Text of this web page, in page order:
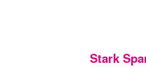
Stark